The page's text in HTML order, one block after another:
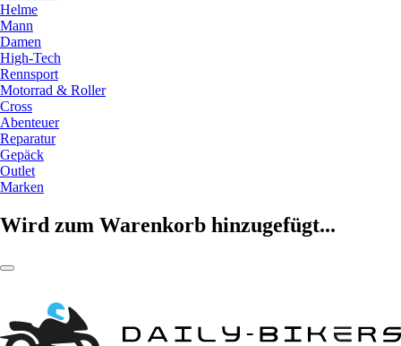
Helme
Mann
Damen
High-Tech
Rennsport
Motorrad & Roller
Cross
Abenteuer
Reparatur
Gepäck
Outlet
Marken
Wird zum Warenkorb hinzugefügt...